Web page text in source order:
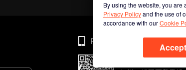
By using the website, you are
Privacy Policyand the use of
accordance with ourCookie
Accept
Phone